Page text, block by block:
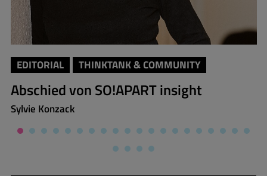
EDITORIAL THINKTANK & COMMUNITY
Abschied von SO!APART insight
Sylvie Konzack